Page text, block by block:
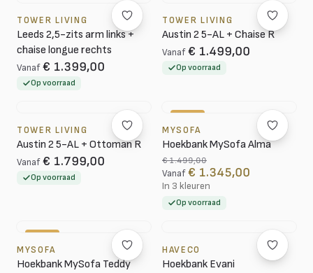
TOWER LIVING
Leeds 2,5-zits arm links +
chaise longue rechts
Vanaf € 1.399,00
Op voorraad
TOWER LIVING
Austin 2 5-AL + Chaise R
Vanaf € 1.499,00
Op voorraad
TOWER LIVING
Austin 2 5-AL + Ottoman R
Vanaf € 1.799,00
Op voorraad
MYSOFA
Hoekbank MySofa Alma
€ 1.499,00
Vanaf € 1.345,00
In 3 kleuren
Op voorraad
MYSOFA
Hoekbank MySofa Teddy
HAVECO
Hoekbank Evani